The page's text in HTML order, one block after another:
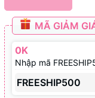
MÃ GIẢM
0K
Nhập mã
FREESHIP500